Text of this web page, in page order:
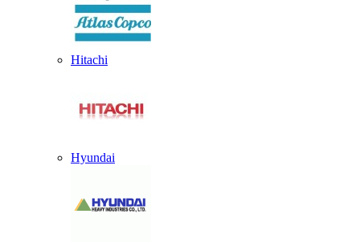
Hitachi
Hyundai